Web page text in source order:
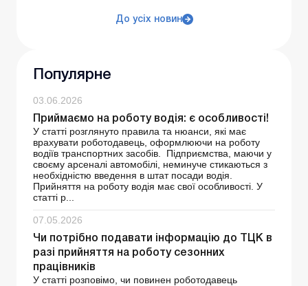
До усіх новин
Популярне
03.06.2026
Приймаємо на роботу водія: є особливості!
У статті розглянуто правила та нюанси, які має
врахувати роботодавець, оформлюючи на роботу
водіїв транспортних засобів. Підприємства, маючи у
своєму арсеналі автомобілі, неминуче стикаються з
необхідністю введення в штат посади водія.
Прийняття на роботу водія має свої особливості. У
статті р...
07.05.2026
Чи потрібно подавати інформацію до ТЦК в
разі прийняття на роботу сезонних
працівників
У статті розповімо, чи повинен роботодавець